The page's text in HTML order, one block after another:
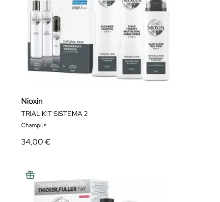
Nioxin
TRIAL KIT SISTEMA 2
Champús
34,00 €